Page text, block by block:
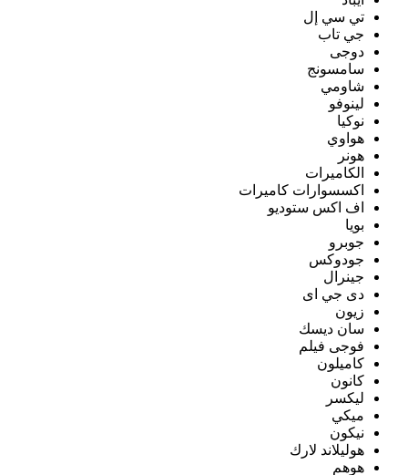
تي سي إل
جي تاب
دوجى
سامسونج
شاومي
لينوفو
نوكيا
هواوي
هونر
الكاميرات
اكسسوارات كاميرات
اف اكس ستوديو
بويا
جوبرو
جودوكس
جينرال
دى جي اى
زيون
سان ديسك
فوجى فيلم
كاميلون
كانون
ليكسر
ميكي
نيكون
هوليلاند لارك
هوهم